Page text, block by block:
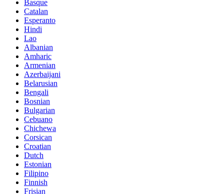
Basque
Catalan
Esperanto
Hindi
Lao
Albanian
Amharic
Armenian
Azerbaijani
Belarusian
Bengali
Bosnian
Bulgarian
Cebuano
Chichewa
Corsican
Croatian
Dutch
Estonian
Filipino
Finnish
Frisian